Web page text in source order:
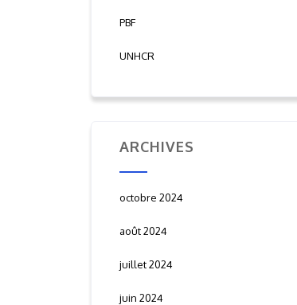
PBF
UNHCR
ARCHIVES
octobre 2024
août 2024
juillet 2024
juin 2024